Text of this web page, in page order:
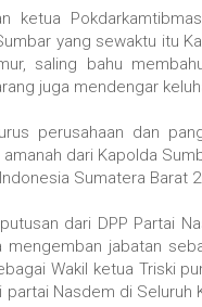
ketua
yang sewaktu itu
saling bahu
juga mendengar
perusahaan dan
dari Kapolda
Sumatera Barat
dari DPP Partai
jabatan
Wakil ketua Triski
Nasdem di